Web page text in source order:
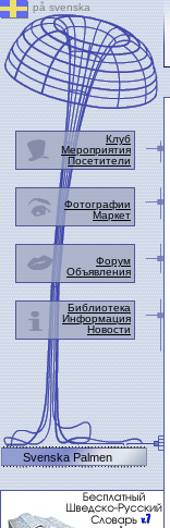
på svenska
Клуб
Мероприятия
Посетители
Фотографии
Маркет
Форум
Объявления
Библиотека
Информация
Новости
Svenska Palmen